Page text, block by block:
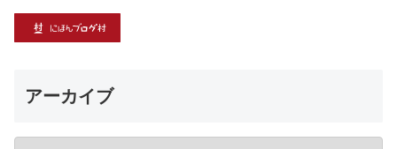
アーカイブ